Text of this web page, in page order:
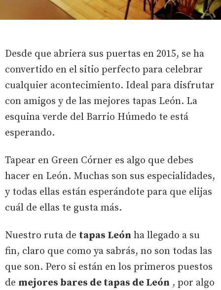
Desde que abriera sus puertas en 2015, se ha
convertido en el sitio perfecto para celebrar
cualquier acontecimiento. Ideal para disfrutar
con amigos y de las mejores tapas León. La
esquina verde del Barrio Húmedo te está
esperando.
Tapear en Green Córner es algo que debes
hacer en León. Muchas son sus especialidades,
y todas ellas están esperándote para que elijas
cuál de ellas te gusta más.
Nuestro ruta de tapas León ha llegado a su
fin, claro que como ya sabrás, no son todas las
que son. Pero si están en los primeros puestos
de mejores bares de tapas de León , por algo